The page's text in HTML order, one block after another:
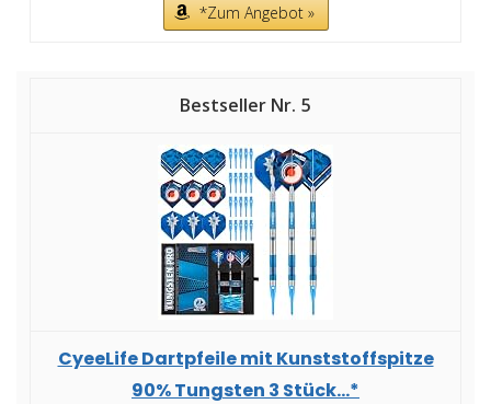
*Zum Angebot »
5
CyeeLife Dartpfeile mit Kunststoffspitze
90% Tungsten 3 Stück...*